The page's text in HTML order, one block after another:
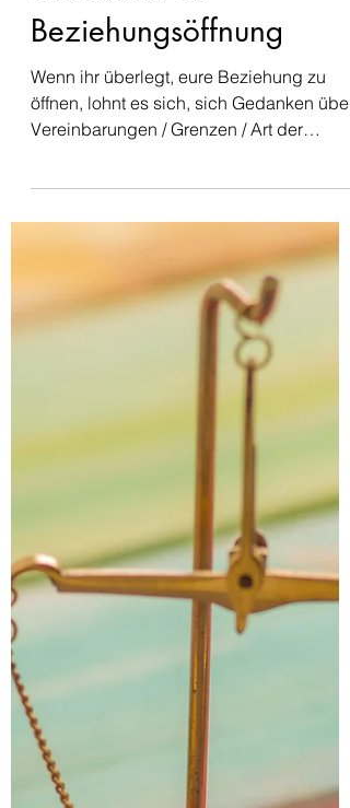
22. Apr. 1 Min. Lesezeit
Checkliste für
Beziehungsöffnung
Wenn ihr überlegt, eure Beziehung zu
öffnen, lohnt es sich, sich Gedanken über
Vereinbarungen / Grenzen / Art der
Öffnung zu machen. Ich habe eine
Checkliste Zusammengestellt, an der ihr
euch an den wichtigsten Themen
Bezieht sich auf Vereinbarungen zur
Kommunikation, Form / Häufigkeit /
ausüben dürft, Rituale / Vereinbarungen
zum Wiedersehen, sexuelle Praktiken,
Regelungen zur Verhütung und Vereinbar